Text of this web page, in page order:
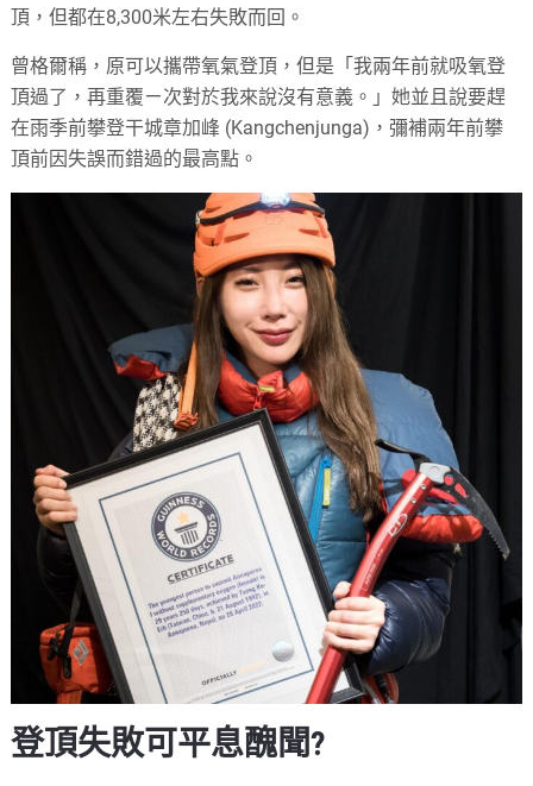
頂，但都在8,300米左右失敗而回。
曾格爾稱，原可以攜帶氧氣登頂，但是「我兩年前就吸氧登
頂過了，再重覆ㄧ次對於我來說沒有意義。」她並且說要趕
在雨季前攀登干城章加峰 (Kangchenjunga)，彌補兩年前攀
頂前因失誤而錯過的最高點。
登頂失敗可平息醜聞?